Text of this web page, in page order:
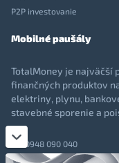
P2P investovanie
Mobilné paušály
TotalMoney je najväčší
finančných produktov
elektriny, plynu,
stavebné sporenie a
0948 090 040